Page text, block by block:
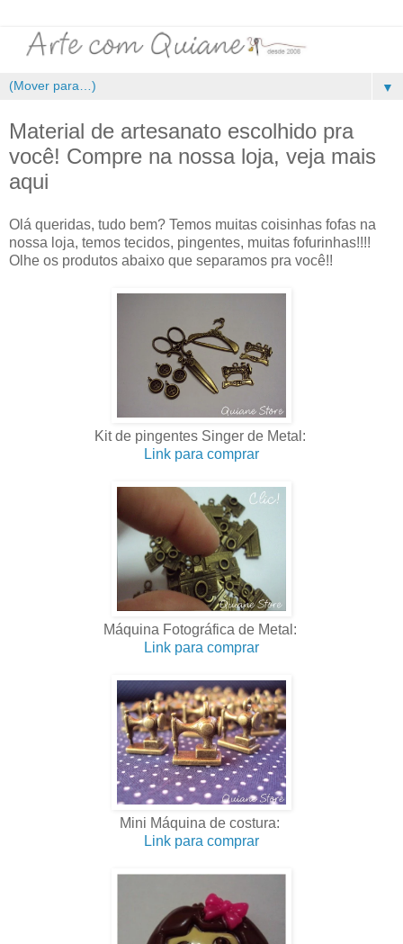
▼
Material de artesanato escolhido pra
você! Compre na nossa loja, veja mais
aqui
Olá queridas, tudo bem? Temos muitas coisinhas fofas na
nossa loja, temos tecidos, pingentes, muitas fofurinhas!!!!
Olhe os produtos abaixo que separamos pra você!!
Kit de pingentes Singer de Metal:
Link para comprar
Máquina Fotográfica de Metal:
Link para comprar
Mini Máquina de costura:
Link para comprar